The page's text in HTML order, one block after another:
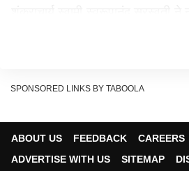
के दावे किये जा रहे हैं, जब वही इसे
SPONSORED LINKS BY TABOOLA
ABOUT US FEEDBACK
CAREERS
ADVERTISE WITH US
SITEMAP